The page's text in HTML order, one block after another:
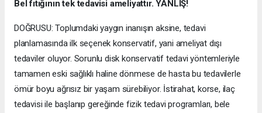
Bel fıtığının tek tedavisi ameliyattır. YANLIŞ!
DOĞRUSU: Toplumdaki yaygın inanışın aksine, tedavi
planlamasında ilk seçenek konservatif, yani ameliyat dışı
tedaviler oluyor. Sorunlu disk konservatif tedavi yöntemleriyle
tamamen eski sağlıklı haline dönmese de hasta bu tedavilerle
ömür boyu ağrısız bir yaşam sürebiliyor. İstirahat, korse, ilaç
tedavisi ile başlanıp gereğinde fizik tedavi programları, bele